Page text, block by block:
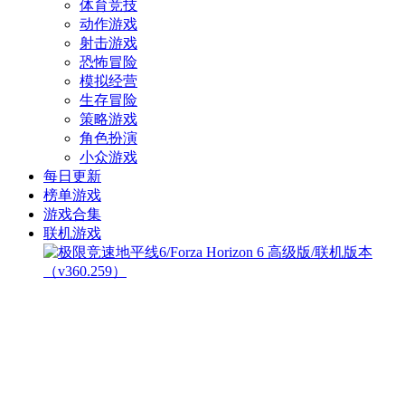
体育竞技
动作游戏
射击游戏
恐怖冒险
模拟经营
生存冒险
策略游戏
角色扮演
小众游戏
每日更新
榜单游戏
游戏合集
联机游戏